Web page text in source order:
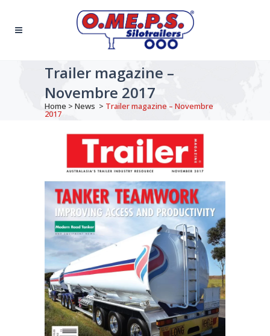
Trailer magazine –
Novembre 2017
Home > News > Trailer magazine – Novembre
2017